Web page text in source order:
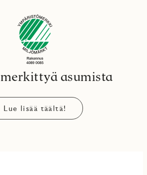
asumista
Lue lisää täältä!